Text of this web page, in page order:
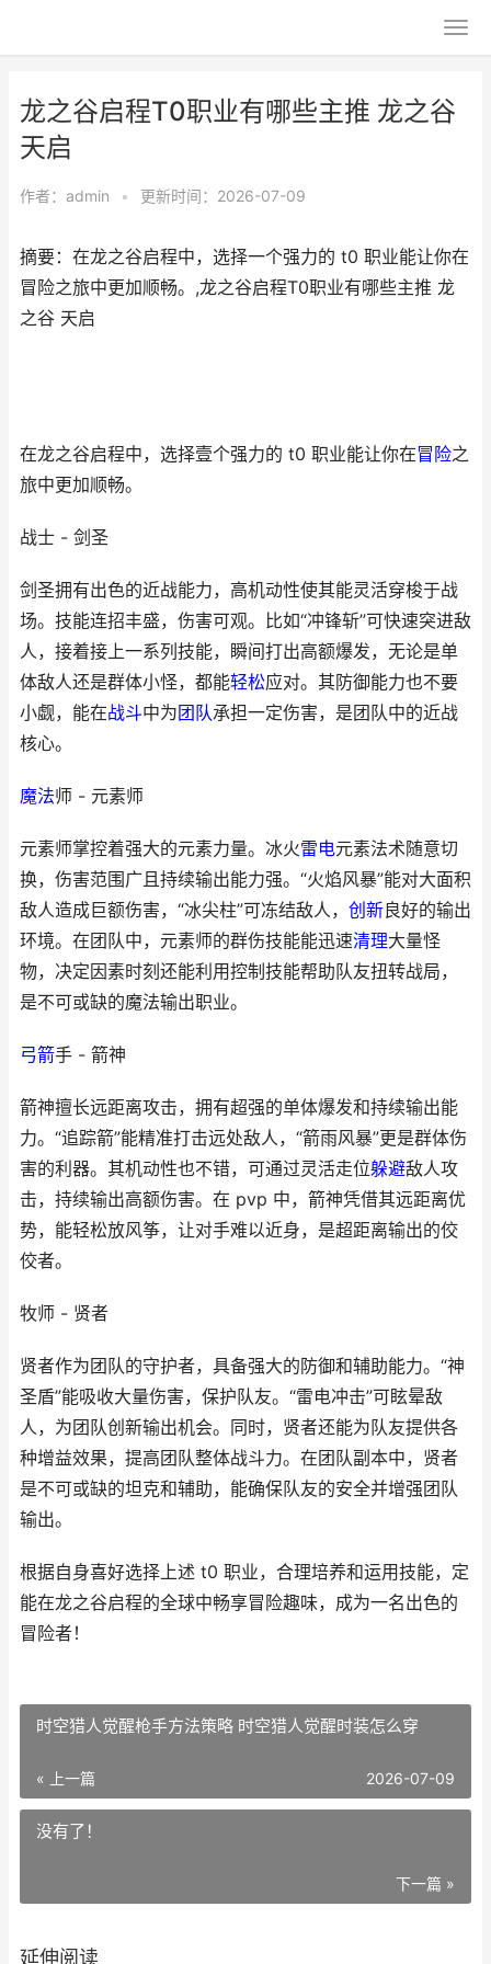
龙之谷启程T0职业有哪些主推 龙之谷
天启
作者： admin • 更新时间：2026-07-09
摘要：在龙之谷启程中，选择一个强力的 t0 职业能让你在
冒险之旅中更加顺畅。,龙之谷启程T0职业有哪些主推 龙
之谷 天启
在龙之谷启程中，选择壹个强力的 t0 职业能让你在冒险之
旅中更加顺畅。
战士 - 剑圣
剑圣拥有出色的近战能力，高机动性使其能灵活穿梭于战
场。技能连招丰盛，伤害可观。比如“冲锋斩”可快速突进敌
人，接着接上一系列技能，瞬间打出高额爆发，无论是单
体敌人还是群体小怪，都能轻松应对。其防御能力也不要
小觑，能在战斗中为团队承担一定伤害，是团队中的近战
核心。
魔法师 - 元素师
元素师掌控着强大的元素力量。冰火雷电元素法术随意切
换，伤害范围广且持续输出能力强。“火焰风暴”能对大面积
敌人造成巨额伤害，“冰尖柱”可冻结敌人， 创新良好的输出
环境。在团队中，元素师的群伤技能能迅速清理大量怪
物，决定因素时刻还能利用控制技能帮助队友扭转战局，
是不可或缺的魔法输出职业。
弓箭手 - 箭神
箭神擅长远距离攻击，拥有超强的单体爆发和持续输出能
力。“追踪箭”能精准打击远处敌人，“箭雨风暴”更是群体伤
害的利器。其机动性也不错，可通过灵活走位躲避敌人攻
击，持续输出高额伤害。在 pvp 中，箭神凭借其远距离优
势，能轻松放风筝，让对手难以近身，是超距离输出的佼
佼者。
牧师 - 贤者
贤者作为团队的守护者，具备强大的防御和辅助能力。“神
圣盾”能吸收大量伤害，保护队友。“雷电冲击”可眩晕敌
人，为团队创新输出机会。同时，贤者还能为队友提供各
种增益效果，提高团队整体战斗力。在团队副本中，贤者
是不可或缺的坦克和辅助，能确保队友的安全并增强团队
输出。
根据自身喜好选择上述 t0 职业，合理培养和运用技能，定
能在龙之谷启程的全球中畅享冒险趣味，成为一名出色的
冒险者！
时空猎人觉醒枪手方法策略 时空猎人觉醒时装怎么穿
« 上一篇 2026-07-09
没有了！
下一篇 »
延伸阅读